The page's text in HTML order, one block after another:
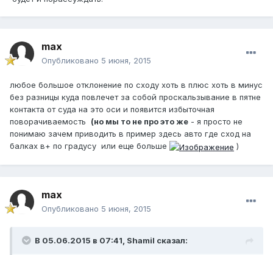
max
Опубликовано 5 июня, 2015
любое большое отклонение по сходу хоть в плюс хоть в минус
без разницы куда повлечет за собой проскальзывание в пятне
контакта от суда на это оси и появится избыточная
поворачиваемость (но мы то не про это же - я просто не
понимаю зачем приводить в пример здесь авто где сход на
балках в+ по градусу или еще больше
)
max
Опубликовано 5 июня, 2015
В 05.06.2015 в 07:41, Shamil сказал: